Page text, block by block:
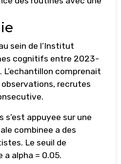
sein de l’Institut
cognitifs entre 2023-
comprenait
recrutes
s’est appuyee sur une
combinee a des
Le seuil de
alpha = 0.05.